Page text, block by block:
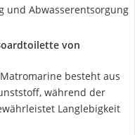
und Abwasserentsorgung
‎von
besteht aus
während der
Langlebigkeit